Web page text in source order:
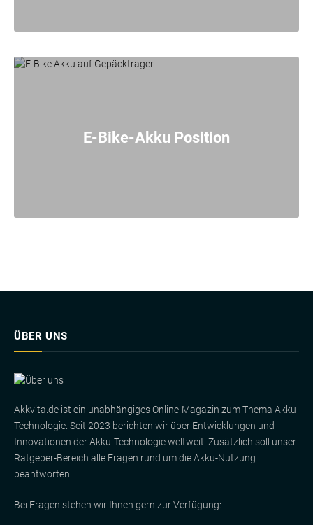
E-Bike-Akku Position
ÜBER UNS
Akkvita.de ist ein unabhängiges Online-Magazin zum Thema Akku-
Technologie. Seit 2023 berichten wir über Entwicklungen und
Innovationen der Akku-Technologie weltweit. Zusätzlich soll unser
Ratgeber-Bereich alle Fragen rund um die Akku-Nutzung
beantworten.
Bei Fragen stehen wir Ihnen gern zur Verfügung: